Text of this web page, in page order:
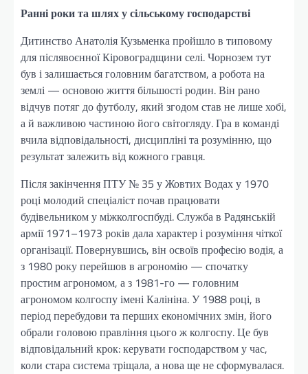
Ранні роки та шлях у сільському господарстві
Дитинство Анатолія Кузьменка пройшло в типовому
для післявоєнної Кіровоградщини селі. Чорнозем тут
був і залишається головним багатством, а робота на
землі — основою життя більшості родин. Він рано
відчув потяг до футболу, який згодом став не лише хобі,
а й важливою частиною його світогляду. Гра в команді
вчила відповідальності, дисципліні та розумінню, що
результат залежить від кожного гравця.
Після закінчення ПТУ № 35 у Жовтих Водах у 1970
році молодий спеціаліст почав працювати
будівельником у міжколгоспбуді. Служба в Радянській
армії 1971–1973 років дала характер і розуміння чіткої
організації. Повернувшись, він освоїв професію водія, а
з 1980 року перейшов в агрономію — спочатку
простим агрономом, а з 1981-го — головним
агрономом колгоспу імені Калініна. У 1988 році, в
період перебудови та перших економічних змін, його
обрали головою правління цього ж колгоспу. Це був
відповідальний крок: керувати господарством у час,
коли стара система тріщала, а нова ще не сформувалася.